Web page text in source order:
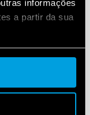
informações
a partir da sua
Tipo 13.61
e
das
apagar toda a
portanto,